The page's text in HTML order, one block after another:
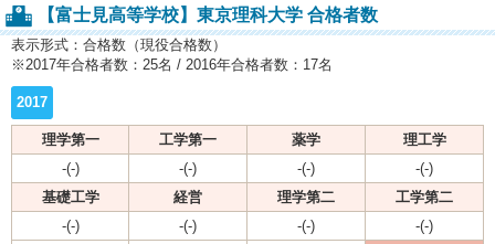
【富士見高等学校】東京理科大学 合格者数
表示形式：合格数（現役合格数）
※2017年合格者数：25名 / 2016年合格者数：17名
2017
理学第一 工学第一 薬学
理工学
-(-)
-(-) -(-)
-(-)
基礎工学
経営 理学第二
工学第二
-(-)
-(-) -(-)
-(-)